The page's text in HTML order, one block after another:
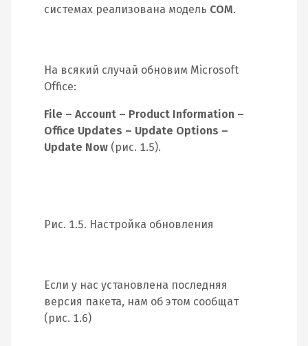
системах реализована модель COM.
На всякий случай обновим Microsoft
Office:
File – Account – Product Information –
Office Updates – Update Options –
Update Now (рис. 1.5).
Рис. 1.5. Настройка обновления
Если у нас установлена последняя
версия пакета, нам об этом сообщат
(рис. 1.6)